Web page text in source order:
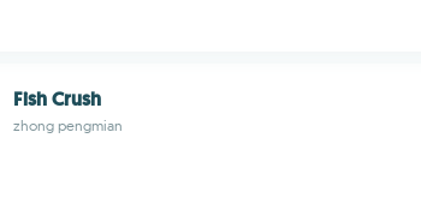
Fish Crush
zhong pengmian